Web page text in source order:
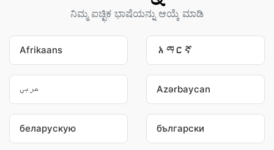
ನಿಮ್ಮ ಐಚ್ಛಿಕ ಭಾಷೆಯನ್ನು ಆಯ್ಕೆ ಮಾಡಿ
Afrikaans አማርኛ
عربى Azərbaycan
беларускую български